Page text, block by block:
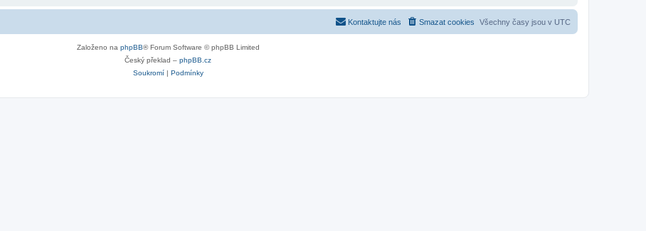
Všechny časy jsou v UTC
Smazat cookies
Kontaktujte nás
Založeno na phpBB® Forum Software © phpBB Limited
Český překlad – phpBB.cz
Soukromí| Podmínky